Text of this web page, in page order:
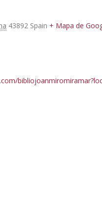
43892 Spain + Mapa de